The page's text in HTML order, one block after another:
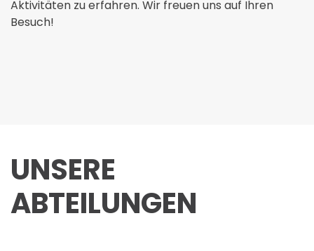
Aktivitäten zu erfahren. Wir freuen uns auf Ihren
Besuch!
UNSERE
ABTEILUNGEN